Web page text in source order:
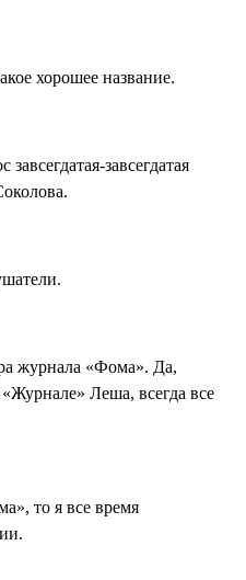
хорошее название.
завсегдатая
журнала «Фома». Да,
Леша, всегда все
то я все время